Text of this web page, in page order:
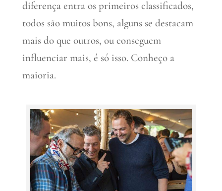
diferença entra os primeiros classificados,
todos são muitos bons, alguns se destacam
mais do que outros, ou conseguem
influenciar mais, é só isso. Conheço a
maioria.